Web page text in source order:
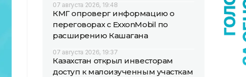
07 августа 2026, 19:48
КМГ опроверг информацию о
переговорах с ExxonMobil по
расширению Кашагана
07 августа 2026, 19:37
Казахстан открыл инвесторам
доступ к малоизученным участкам